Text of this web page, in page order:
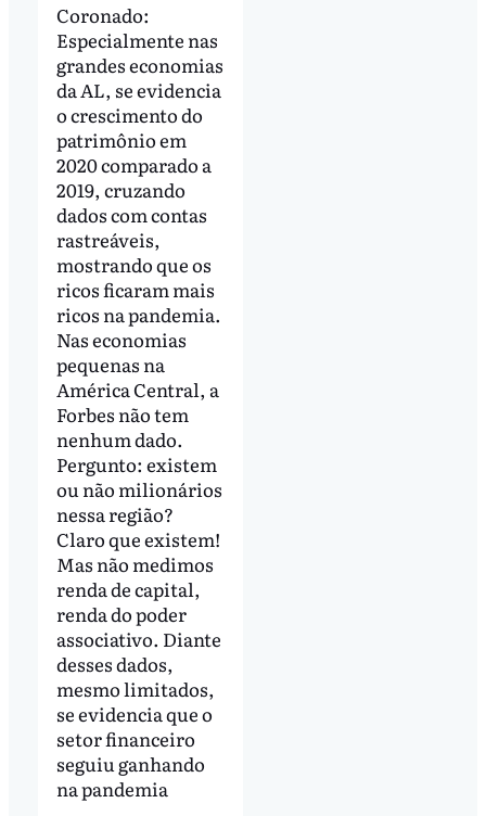
Coronado:
Especialmente nas
grandes economias
da AL, se evidencia
o crescimento do
patrimônio em
2020 comparado a
2019, cruzando
dados com contas
rastreáveis,
mostrando que os
ricos ficaram mais
ricos na pandemia.
Nas economias
pequenas na
América Central, a
Forbes não tem
nenhum dado.
Pergunto: existem
ou não milionários
nessa região?
Claro que existem!
Mas não medimos
renda de capital,
renda do poder
associativo. Diante
desses dados,
mesmo limitados,
se evidencia que o
setor financeiro
seguiu ganhando
na pandemia